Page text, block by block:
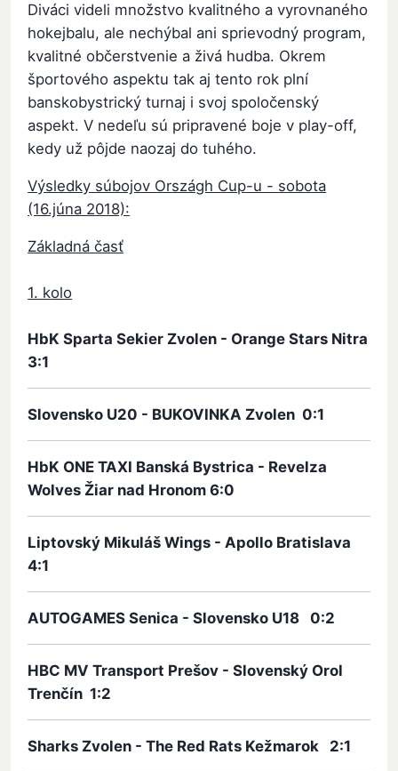
Diváci videli množstvo kvalitného a vyrovnaného
hokejbalu, ale nechýbal ani sprievodný program,
kvalitné občerstvenie a živá hudba. Okrem
športového aspektu tak aj tento rok plní
banskobystrický turnaj i svoj spoločenský
aspekt. V nedeľu sú pripravené boje v play-off,
kedy už pôjde naozaj do tuhého.
Výsledky súbojov Országh Cup-u - sobota
(16.júna 2018):
Základná časť
1. kolo
HbK Sparta Sekier Zvolen - Orange Stars Nitra
3:1
Slovensko U20 - BUKOVINKA Zvolen 0:1
HbK ONE TAXI Banská Bystrica - Revelza
Wolves Žiar nad Hronom 6:0
Liptovský Mikuláš Wings - Apollo Bratislava
4:1
AUTOGAMES Senica - Slovensko U18 0:2
HBC MV Transport Prešov - Slovenský Orol
Trenčín 1:2
Sharks Zvolen - The Red Rats Kežmarok 2:1